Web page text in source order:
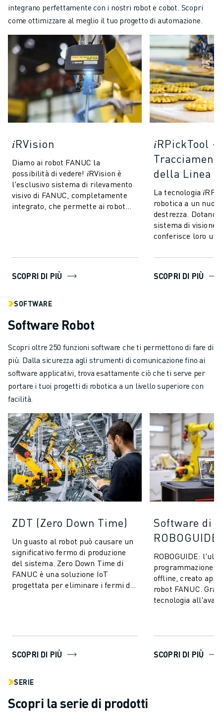
integrano perfettamente con i nostri robot e cobot. Scopri
come ottimizzare al meglio il tuo progetto di automazione.
𝑖RVision
Diamo ai robot FANUC la
possibilità di vedere! 𝑖RVision è
l'esclusivo sistema di rilevamento
visivo di FANUC, completamente
integrato, che permette ai robot
SCOPRI DI PIÙ
𝑖RPickTool -
della Linea
La tecnologia
robotica a un
destrezza.
sistema di visione
conferisce loro
a quel...
SCOPRI DI PIÙ
SOFTWARE
Software Robot
Scopri oltre 250 funzioni software che ti permettono di fare di
più. Dalla sicurezza agli strumenti di comunicazione fino ai
software applicativi, trova esattamente ciò che ti serve per
portare i tuoi progetti di robotica a un livello superiore con
facilità.
ZDT (Zero Down Time)
Un guasto al robot può causare un
significativo fermo di produzione
del sistema. Zero Down Time di
FANUC è una soluzione IoT
progettata per eliminare i fermi di
SCOPRI DI PIÙ
Software di
ROBOGUIDE
ROBOGUIDE:
programmazione
offline, creato
robot FANUC.
tecnologia
SCOPRI DI PIÙ
SERIE
Scopri la serie di prodotti